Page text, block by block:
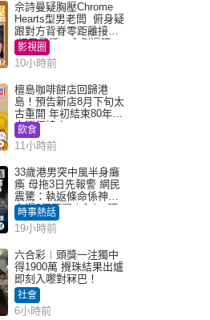
佘詩曼疑胸壓Chrome
Hearts型男老闆 俯身疑
跟對方背脊零距離接觸
網民驚呼：企側邊唔
得？
影視圈
10小時前
檀島咖啡餅店回歸港
島！預告新店8月下旬太
古重開 年初結束80年歷
史灣仔總店
飲食
11小時前
33歲港男突中風半身癱
瘓 母拖3日先報警 網民
震驚：執返條命係神蹟
自爆2個惡習｜Juicy叮
時事熱話
19小時前
六合彩︱頭獎一注獨中
得1900萬 攪珠結果出爐
即刻入嚟對冧巴！
社會
6小時前